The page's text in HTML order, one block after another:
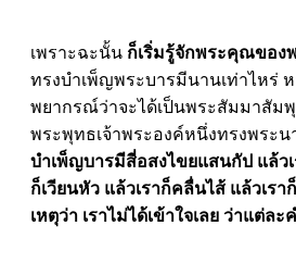
เพราะฉะนั้น ก็เริ่มรู้จักพระคุณของ
ทรงบำเพ็ญพระบารมีนานเท่าไหร่
พยากรณ์ว่าจะได้เป็นพระสัมมาสัมพุ
พระพุทธเจ้าพระองค์หนึ่งทรงพระน
บำเพ็ญบารมีสี่อสงไขยแสนกัป แล้วเ
ก็เวียนหัว แล้วเราก็คลื่นไส้ แล้วเรา
เหตุว่า เราไม่ได้เข้าใจเลย ว่าแต่ล